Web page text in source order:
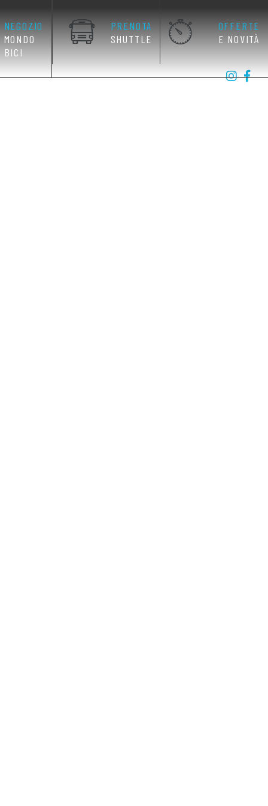
NEGOZIO
MONDO
BICI
PRENOTA
SHUTTLE
OFFERTE
E NOVITÀ